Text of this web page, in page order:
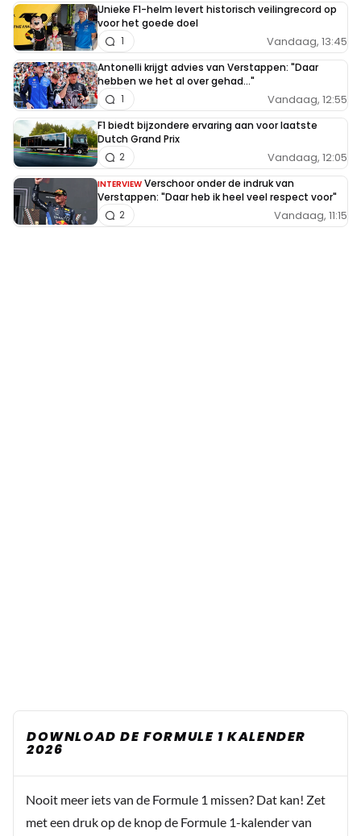
Unieke F1-helm levert historisch veilingrecord op
voor het goede doel
Vandaag, 13:45
1
Antonelli krijgt advies van Verstappen: "Daar
hebben we het al over gehad..."
Vandaag, 12:55
1
F1 biedt bijzondere ervaring aan voor laatste
Dutch Grand Prix
Vandaag, 12:05
2
INTERVIEW Verschoor onder de indruk van
Verstappen: "Daar heb ik heel veel respect voor"
Vandaag, 11:15
2
DOWNLOAD DE FORMULE 1 KALENDER
2026
Nooit meer iets van de Formule 1 missen? Dat kan! Zet
met een druk op de knop de Formule 1-kalender van